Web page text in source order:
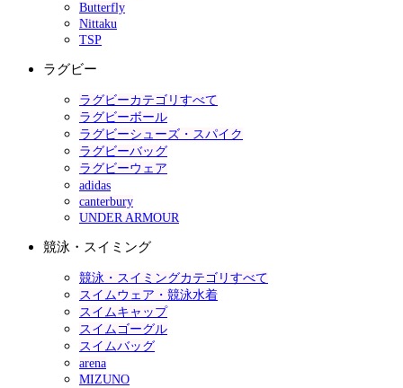
Butterfly
Nittaku
TSP
ラグビー
ラグビーカテゴリすべて
ラグビーボール
ラグビーシューズ・スパイク
ラグビーバッグ
ラグビーウェア
adidas
canterbury
UNDER ARMOUR
競泳・スイミング
競泳・スイミングカテゴリすべて
スイムウェア・競泳水着
スイムキャップ
スイムゴーグル
スイムバッグ
arena
MIZUNO